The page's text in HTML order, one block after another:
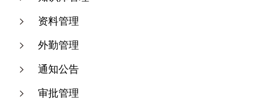
资料管理
外勤管理
通知公告
审批管理